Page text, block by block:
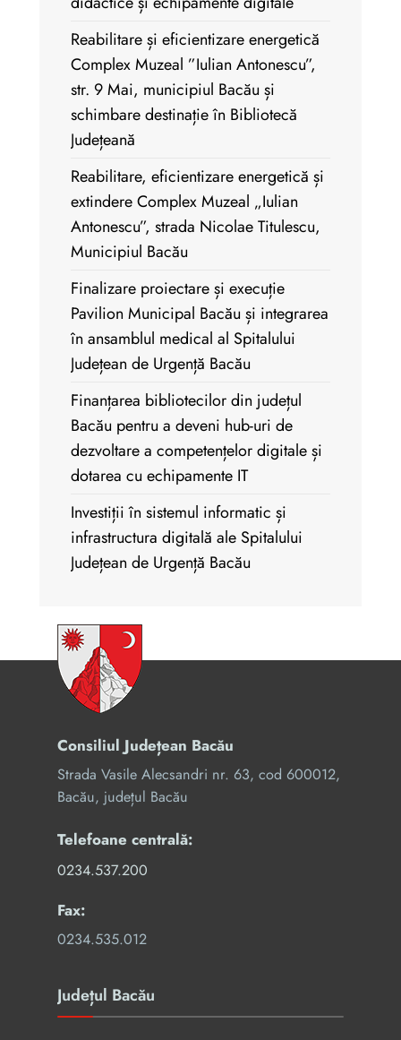
Reabilitare și eficientizare energetică
Complex Muzeal ”Iulian Antonescu”,
str. 9 Mai, municipiul Bacău și
schimbare destinație în Bibliotecă
Județeană
Reabilitare, eficientizare energetică și
extindere Complex Muzeal „Iulian
Antonescu”, strada Nicolae Titulescu,
Municipiul Bacău
Finalizare proiectare și execuție
Pavilion Municipal Bacău și integrarea
în ansamblul medical al Spitalului
Județean de Urgență Bacău
Finanțarea bibliotecilor din județul
Bacău pentru a deveni hub-uri de
dezvoltare a competențelor digitale și
dotarea cu echipamente IT
Investiții în sistemul informatic și
infrastructura digitală ale Spitalului
Județean de Urgență Bacău
Consiliul Județean Bacău
Strada Vasile Alecsandri nr. 63, cod 600012,
Bacău, județul Bacău
Telefoane centrală:
0234.537.200
Fax:
0234.535.012
Județul Bacău